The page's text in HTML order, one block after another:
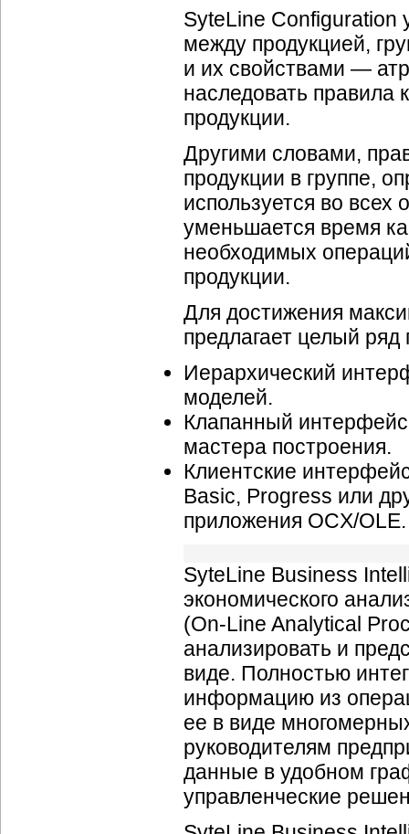
SyteLine Configuration
между продукцией,
и их свойствами —
наследовать правила
продукции.
Другими словами,
продукции в группе,
используется во всех
уменьшается время
необходимых
продукции.
Для достижения
предлагает целый
Иерархический
моделей.
Клапанный
мастера построения.
Клиентские
Basic, Progress или
приложения OCX/OLE.
SyteLine Business
экономического
(On-Line Analytical
анализировать и
виде. Полностью
информацию из
ее в виде
руководителям
данные в удобном
управленческие